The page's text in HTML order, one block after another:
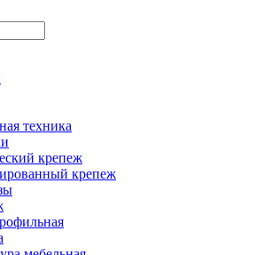
техника
крепеж
крепеж